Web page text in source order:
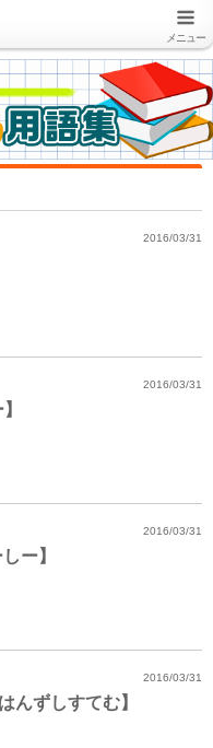
メニュー
2016/03/31
2016/03/31
2016/03/31
ー】
2016/03/31
んずしすてむ】